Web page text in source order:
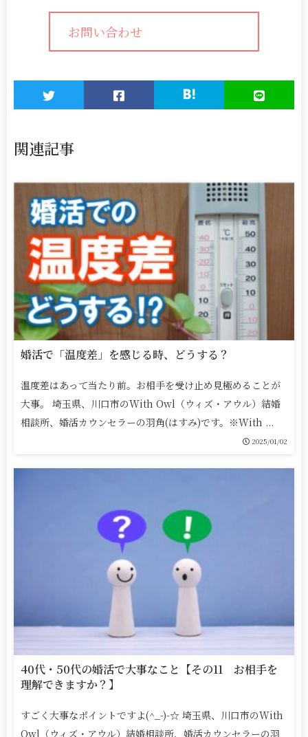
お問い合わせ
関連記事
婚活で「温度差」を感じる時、どうする？
温度差はあって当たり前。お相手を受け止め見極めることが
大事。 埼玉県、川口市のWith Owl（ウィズ・アウル）結婚
相談所、婚活カウンセラーの羽角(はすみ)です。※With ...
2025/01/02
40代・50代の婚活で大事なこと【その11 お相手を
理解できますか？】
すごく大事なポイントですよ(^_-)-☆ 埼玉県、川口市のWith
Owl（ウィズ・アウル）結婚相談所、婚活カウンセラーの羽